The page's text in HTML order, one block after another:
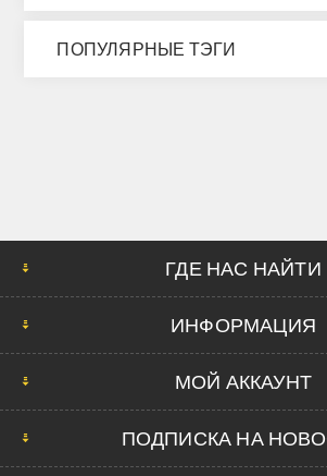
ПОПУЛЯРНЫЕ ТЭГИ
ГДЕ НАС НАЙТИ
ИНФОРМАЦИЯ
МОЙ АККАУНТ
ПОДПИСКА НА